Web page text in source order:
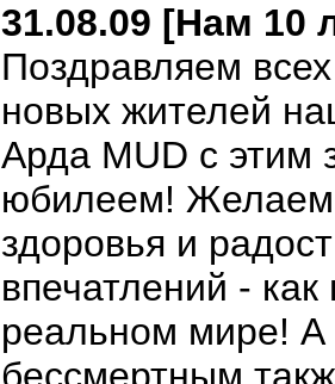
31.08.09 [Нам 10
Поздравляем
новых жителей
Арда MUD с этим
юбилеем! Желаем
здоровья и
впечатлений - как
реальном мире!